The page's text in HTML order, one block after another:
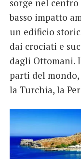
sorge nel centro
basso impatto
un edificio
dai crociati e
dagli Ottomani.
parti del
la Turchia, la